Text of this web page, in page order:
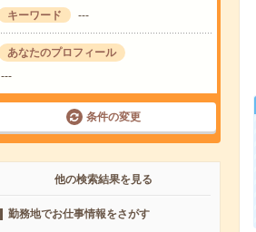
キーワード ---
あなたのプロフィール
---
条件の変更
他の検索結果を見る
勤務地でお仕事情報をさがす